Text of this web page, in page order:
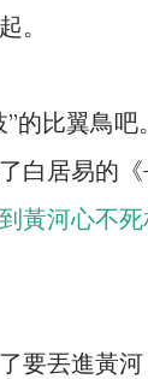
。
的比翼鳥吧
白居易的
黃河心不
要丟進黃河